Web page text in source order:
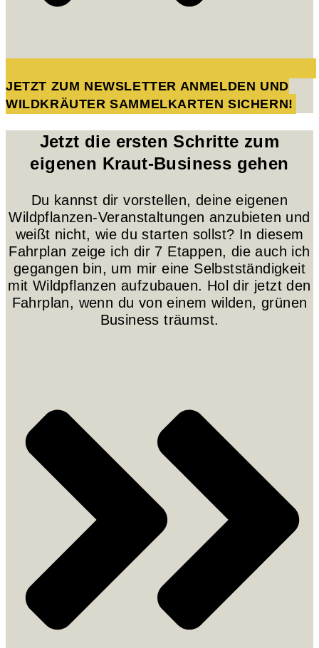
JETZT ZUM NEWSLETTER ANMELDEN UND
WILDKRÄUTER SAMMELKARTEN SICHERN!
Jetzt die ersten Schritte zum
eigenen Kraut-Business gehen
Du kannst dir vorstellen, deine eigenen
Wildpflanzen-Veranstaltungen anzubieten und
weißt nicht, wie du starten sollst? In diesem
Fahrplan zeige ich dir 7 Etappen, die auch ich
gegangen bin, um mir eine Selbstständigkeit
mit Wildpflanzen aufzubauen. Hol dir jetzt den
Fahrplan, wenn du von einem wilden, grünen
Business träumst.